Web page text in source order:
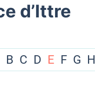
d’Ittre
B C D E F G H